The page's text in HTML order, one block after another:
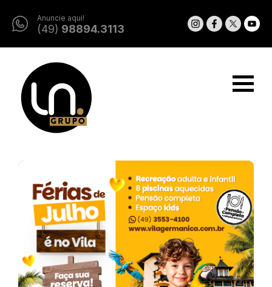
Anuncie aqui!
(49) 98894.3113